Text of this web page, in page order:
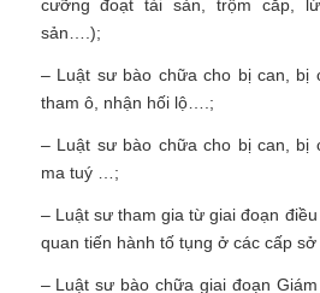
cưỡng đoạt tài sản, trộm cắp,
sản….);
– Luật sư bào chữa cho bị can, bị
tham ô, nhận hối lộ….;
– Luật sư bào chữa cho bị can, bị
ma tuý …;
– Luật sư tham gia từ giai đoạn
quan tiến hành tố tụng ở các cấp
– Luật sư bào chữa giai đoạn